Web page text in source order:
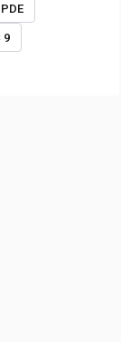
9